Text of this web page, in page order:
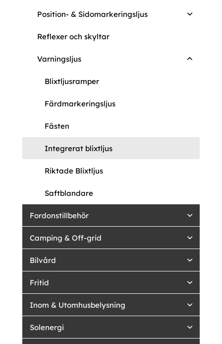
Position- & Sidomarkeringsljus
Reflexer och skyltar
Varningsljus
Blixtljusramper
Färdmarkeringsljus
Fästen
Integrerat blixtljus
Riktade Blixtljus
Saftblandare
Fordonstillbehör
Camping & Off-grid
Bilvård
Fritid
Inom & Utomhusbelysning
Solenergi